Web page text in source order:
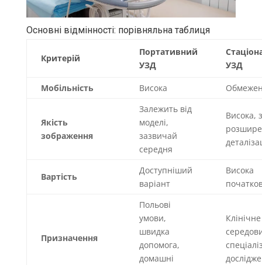
Основні відмінності: порівняльна таблиця
Критерій
Портативний
УЗД
УЗД
Мобільність Висока
Якість
зображення
Залежить від
моделі,
зазвичай
середня
Висока, з
Вартість
Доступніший
варіант
Висока
Призначення
Польові
умови,
швидка
допомога,
домашні
Клінічне